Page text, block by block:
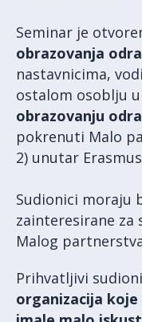
Seminar je
obrazovanja
nastavnicima,
ostalom osoblju
obrazovanju
pokrenuti Malo
2) unutar
Sudionici moraju
zainteresirane za
Malog
Prihvatljivi
organizacija